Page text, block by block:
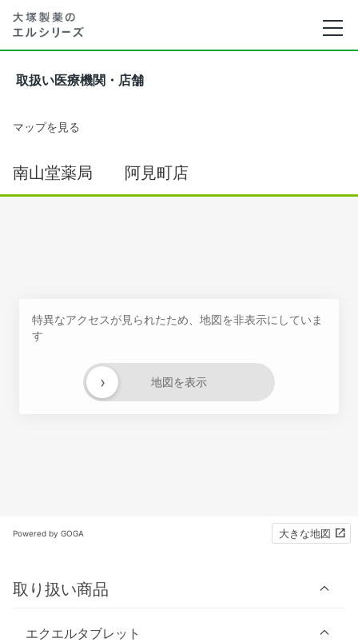
取扱い医療機関・店舗
マップを見る
南山堂薬局 阿見町店
特異なアクセスが見られたため、地図を非表示にしていま
す
地図を表示
›
Powered by GOGA 大きな地図
取り扱い商品
エクエルタブレット